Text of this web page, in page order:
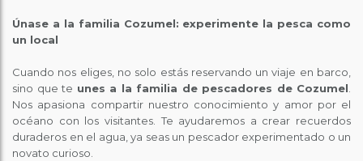
Únase a la familia Cozumel: experimente la pesca como
un local
Cuando nos eliges, no solo estás reservando un viaje en barco,
sino que te unes a la familia de pescadores de Cozumel.
Nos apasiona compartir nuestro conocimiento y amor por el
océano con los visitantes. Te ayudaremos a crear recuerdos
duraderos en el agua, ya seas un pescador experimentado o un
novato curioso.